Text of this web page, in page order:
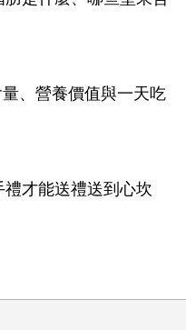
、營養價值與一天吃
才能送禮送到心坎